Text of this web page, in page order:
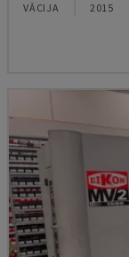
VĀCIJA 2015